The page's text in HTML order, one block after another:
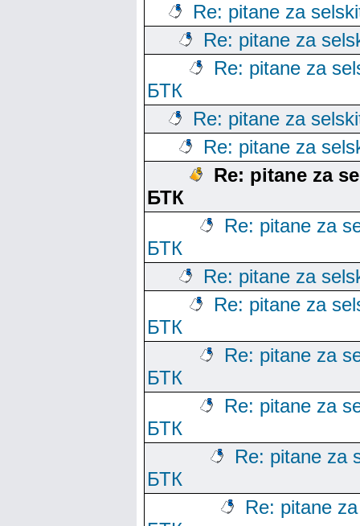
Re: pitane za
Re: pitane za
Re: pitane za
БТК
Re: pitane za
Re: pitane za
Re: pitane za
БТК
Re: pitane za
БТК
Re: pitane za
Re: pitane za
БТК
Re: pitane za
БТК
Re: pitane za
БТК
Re: pitane za
БТК
Re: pitane